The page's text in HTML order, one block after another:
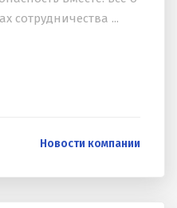
сотрудничества ...
Новости компании